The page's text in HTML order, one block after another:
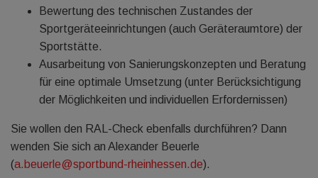
Bewertung des technischen Zustandes der
Sportgeräteeinrichtungen (auch Geräteraumtore) der
Sportstätte.
Ausarbeitung von Sanierungskonzepten und Beratung
für eine optimale Umsetzung (unter Berücksichtigung
der Möglichkeiten und individuellen Erfordernissen)
Sie wollen den RAL-Check ebenfalls durchführen? Dann
wenden Sie sich an Alexander Beuerle
(a.beuerle@sportbund-rheinhessen.de).